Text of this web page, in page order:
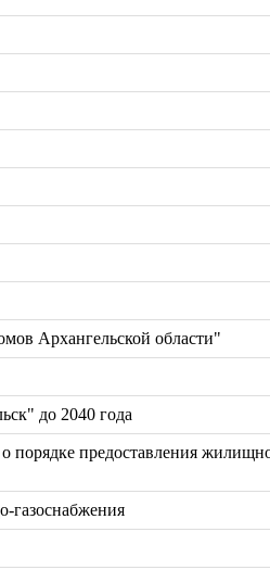
Архангельской области"
до 2040 года
предоставления
газоснабжения